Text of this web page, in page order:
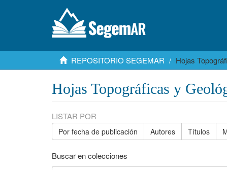
REPOSITORIO SEGEMAR Hojas
Hojas Topográficas y
LISTAR POR
Por fecha de publicación Autores Títulos
Buscar en colecciones